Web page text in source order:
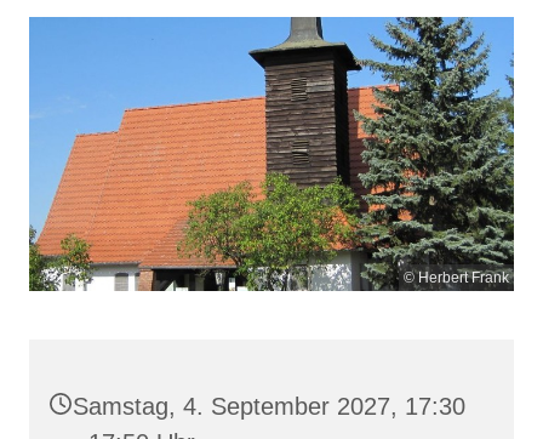
© Herbert Frank
Samstag, 4. September 2027, 17:30